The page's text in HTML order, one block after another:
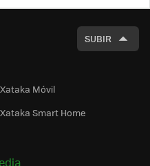
SUBIR
Xataka Móvil
Xataka Smart Home